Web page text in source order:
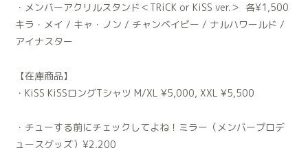
・メンバーアクリルスタンド＜TRiCK or KiSS ver.＞ 各¥1,500
キラ・メイ / キャ・ノン / チャンベイビー / ナルハワールド /
アイナスター
【在庫商品】
・KiSS KiSSロングTシャツ M/XL ¥5,000, XXL ¥5,500
・チューする前にチェックしてよね！ミラー（メンバープロデ
ュースグッズ）¥2,200